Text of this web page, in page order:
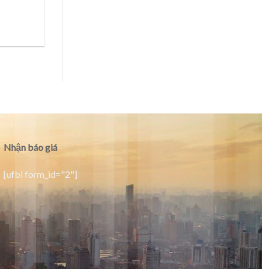
Nhận báo giá
[ufbl form_id="2"]